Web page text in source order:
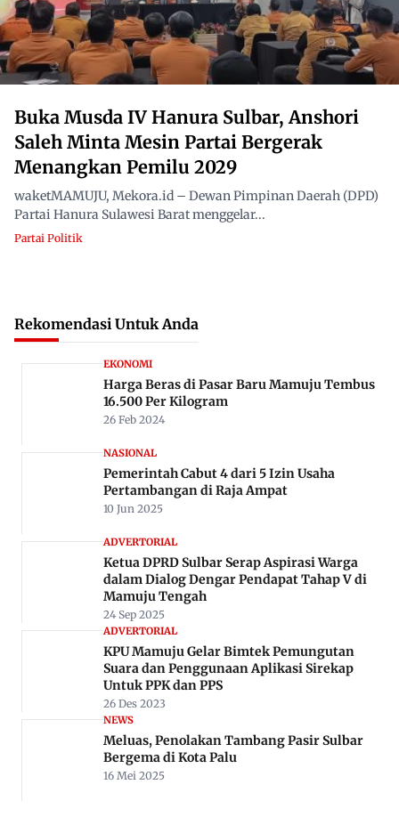
Buka Musda IV Hanura Sulbar, Anshori
Saleh Minta Mesin Partai Bergerak
Menangkan Pemilu 2029
waketMAMUJU, Mekora.id – Dewan Pimpinan Daerah (DPD)
Partai Hanura Sulawesi Barat menggelar...
Partai Politik
Rekomendasi Untuk Anda
EKONOMI
Harga Beras di Pasar Baru Mamuju Tembus
16.500 Per Kilogram
26 Feb 2024
NASIONAL
Pemerintah Cabut 4 dari 5 Izin Usaha
Pertambangan di Raja Ampat
10 Jun 2025
ADVERTORIAL
Ketua DPRD Sulbar Serap Aspirasi Warga
dalam Dialog Dengar Pendapat Tahap V di
Mamuju Tengah
24 Sep 2025
ADVERTORIAL
KPU Mamuju Gelar Bimtek Pemungutan
Suara dan Penggunaan Aplikasi Sirekap
Untuk PPK dan PPS
26 Des 2023
NEWS
Meluas, Penolakan Tambang Pasir Sulbar
Bergema di Kota Palu
16 Mei 2025